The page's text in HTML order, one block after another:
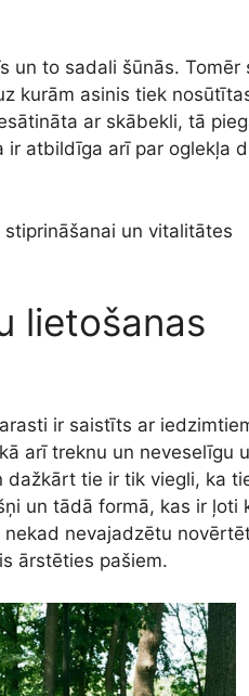
un to sadali šūnās. Tomēr
kurām asinis tiek
ar skābekli, tā
ir atbildīga arī par oglekļa
un vitalitātes
lietošanas
ir saistīts ar
arī treknu un neveselīgu
tie ir tik viegli, ka
un tādā formā, kas ir ļoti
nevajadzētu
ārstēties pašiem.